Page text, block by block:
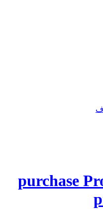
purchase